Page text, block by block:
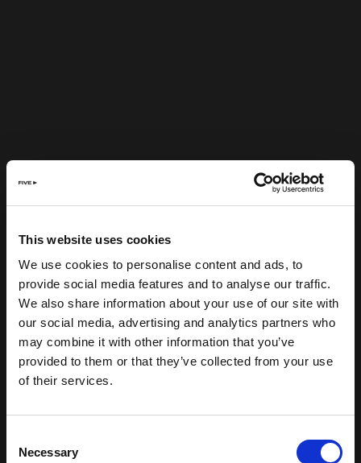
This website uses cookies
We use cookies to personalise content and ads, to
provide social media features and to analyse our traffic.
We also share information about your use of our site with
our social media, advertising and analytics partners who
may combine it with other information that you’ve
provided to them or that they’ve collected from your use
of their services.
Selection
Necessary